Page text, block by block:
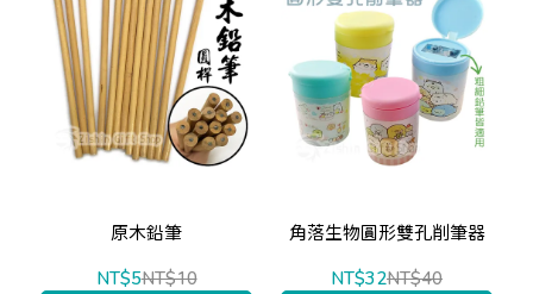
原木鉛筆
NT$5NT$10
角落生物圓形雙孔削筆器
NT$32NT$40